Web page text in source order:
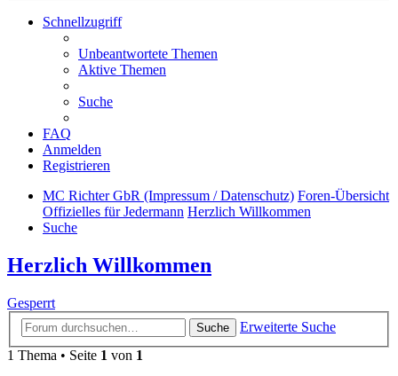
Schnellzugriff
Unbeantwortete Themen
Aktive Themen
Suche
FAQ
Anmelden
Registrieren
MC Richter GbR (Impressum / Datenschutz) Foren-Übersicht
Offizielles für Jedermann Herzlich Willkommen
Suche
Herzlich Willkommen
Gesperrt
Suche
Erweiterte Suche
1 Thema • Seite 1 von 1